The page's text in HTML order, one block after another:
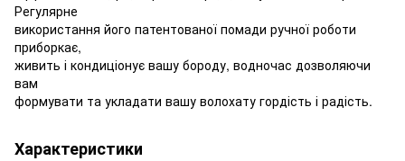
Регулярне
використання його патентованої помади ручної роботи
приборкає,
живить і кондиціонує вашу бороду, водночас дозволяючи
вам
формувати та укладати вашу волохату гордість і радість.
Характеристики